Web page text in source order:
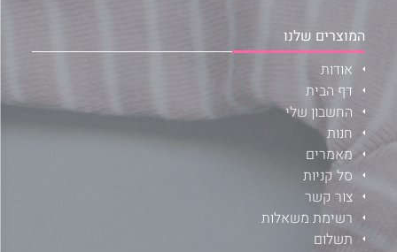
המוצרים שלנו
אודות
דף הבית
החשבון שלי
חנות
מאמרים
סל קניות
צור קשר
רשימת משאלות
תשלום